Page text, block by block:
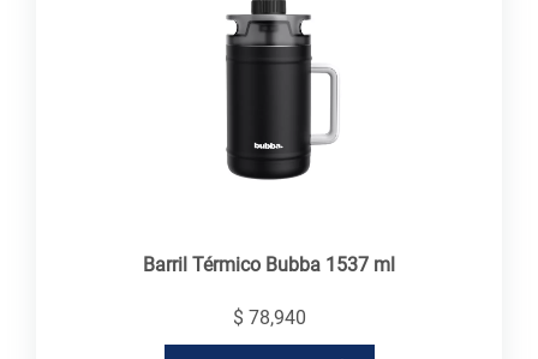
Barril Térmico Bubba 1537 ml
$ 78,940